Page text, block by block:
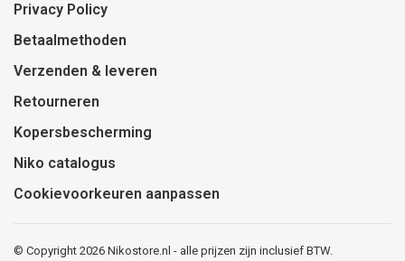
Privacy Policy
Betaalmethoden
Verzenden & leveren
Retourneren
Kopersbescherming
Niko catalogus
Cookievoorkeuren aanpassen
© Copyright 2026 Nikostore.nl - alle prijzen zijn inclusief BTW.